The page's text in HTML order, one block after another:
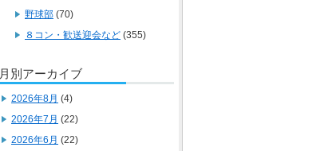
野球部 (70)
８コン・歓送迎会など (355)
月別アーカイブ
2026年8月 (4)
2026年7月 (22)
2026年6月 (22)